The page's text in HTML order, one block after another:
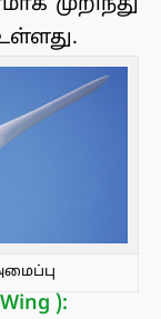
முறிந்து
):